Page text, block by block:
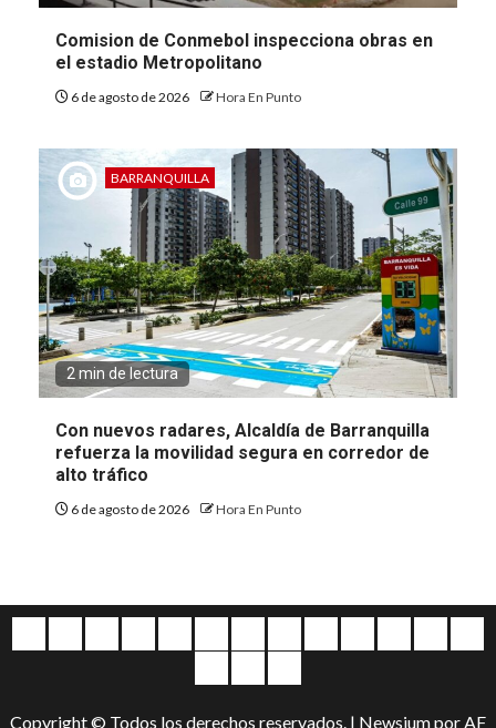
Comision de Conmebol inspecciona obras en
el estadio Metropolitano
6 de agosto de 2026 Hora En Punto
BARRANQUILLA
2 min de lectura
Con nuevos radares, Alcaldía de Barranquilla
refuerza la movilidad segura en corredor de
alto tráfico
6 de agosto de 2026 Hora En Punto
Copyright © Todos los derechos reservados. | Newsiumpor AF